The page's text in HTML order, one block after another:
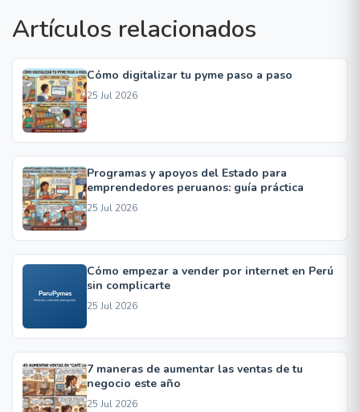
Artículos relacionados
Cómo digitalizar tu pyme paso a paso
25 Jul 2026
Programas y apoyos del Estado para
emprendedores peruanos: guía práctica
25 Jul 2026
Cómo empezar a vender por internet en Perú
sin complicarte
25 Jul 2026
7 maneras de aumentar las ventas de tu
negocio este año
25 Jul 2026